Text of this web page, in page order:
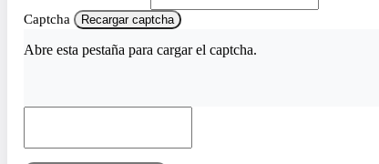
Captcha Recargar captcha
Abre esta pestaña para cargar el captcha.